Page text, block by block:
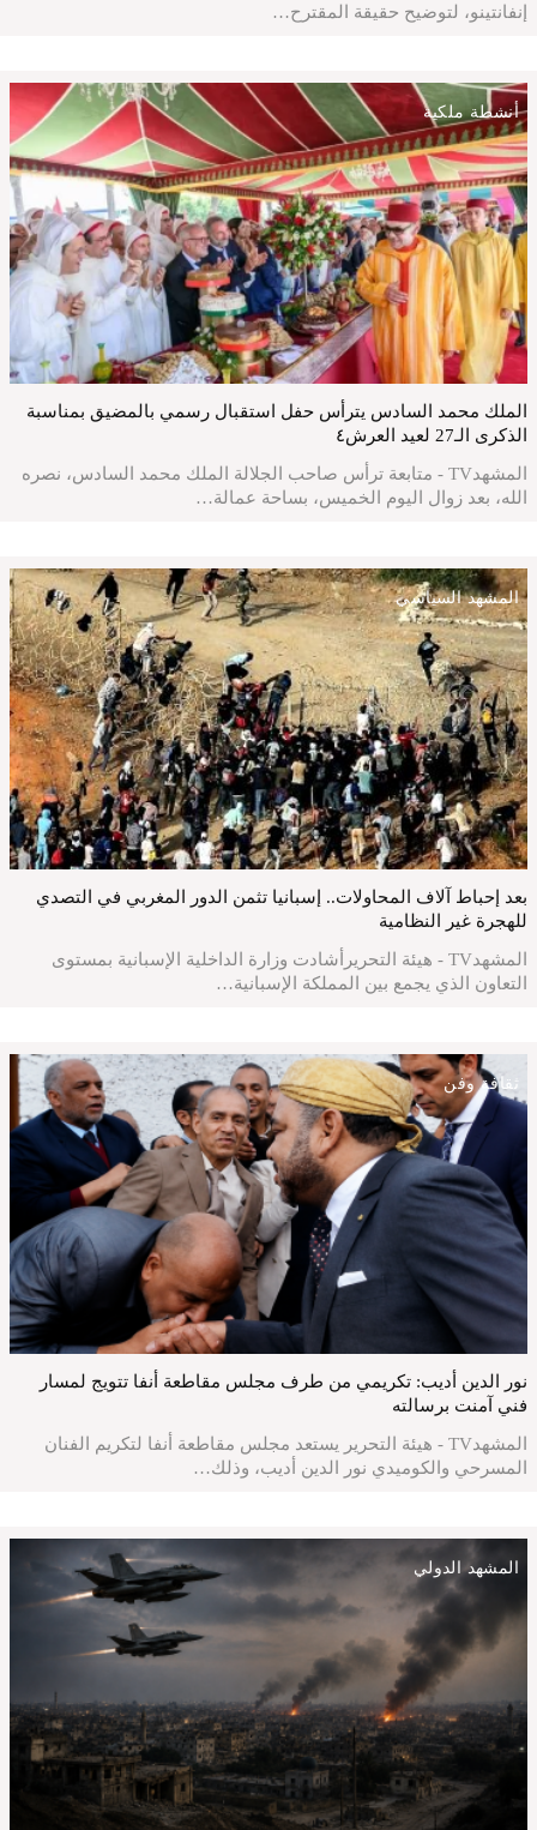
إنفانتينو، لتوضيح حقيقة المقترح…
أنشطة ملكية
الملك محمد السادس يترأس حفل استقبال رسمي بالمضيق بمناسبة
الذكرى الـ27 لعيد العرش٤
المشهدTV - متابعة ترأس صاحب الجلالة الملك محمد السادس، نصره
الله، بعد زوال اليوم الخميس، بساحة عمالة…
المشهد السياسي
بعد إحباط آلاف المحاولات.. إسبانيا تثمن الدور المغربي في التصدي
للهجرة غير النظامية
المشهدTV - هيئة التحريرأشادت وزارة الداخلية الإسبانية بمستوى
التعاون الذي يجمع بين المملكة الإسبانية…
ثقافة وفن
نور الدين أديب: تكريمي من طرف مجلس مقاطعة أنفا تتويج لمسار
فني آمنت برسالته
المشهدTV - هيئة التحرير يستعد مجلس مقاطعة أنفا لتكريم الفنان
المسرحي والكوميدي نور الدين أديب، وذلك…
المشهد الدولي